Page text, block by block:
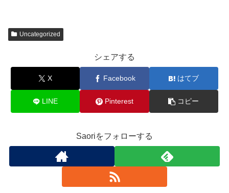
Uncategorized
シェアする
X Facebook はてブ
LINE Pinterest コピー
Saoriをフォローする